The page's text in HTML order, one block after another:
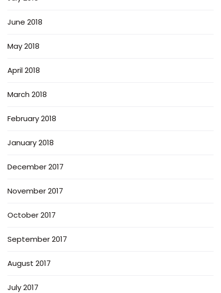
June 2018
May 2018
April 2018
March 2018
February 2018
January 2018
December 2017
November 2017
October 2017
September 2017
August 2017
July 2017